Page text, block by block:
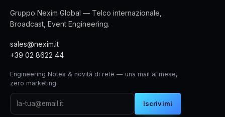
Gruppo Nexim Global — Telco internazionale,
Broadcast, Event Engineering.
sales@nexim.it
+39 02 8622 44
Engineering Notes & novità di rete — una mail al mese,
zero marketing.
Iscrivimi